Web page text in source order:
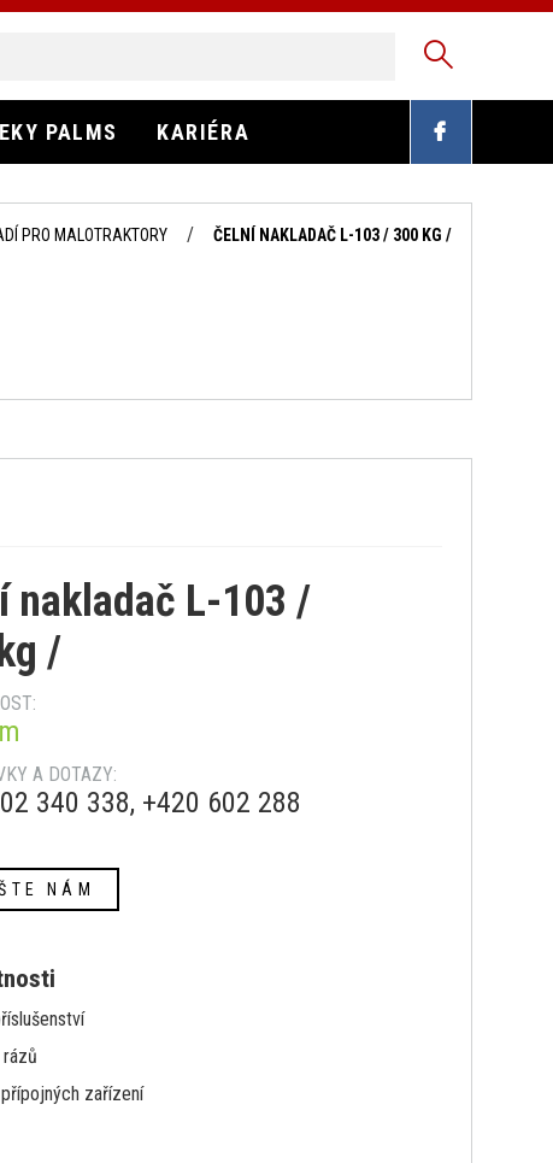
PALMS KARIÉRA
PRO MALOTRAKTORY ČELNÍ NAKLADAČ L-103 / 300 KG /
nakladač L-103 /
/
A DOTAZY:
340 338, +420 602 288
NÁM
zařízení